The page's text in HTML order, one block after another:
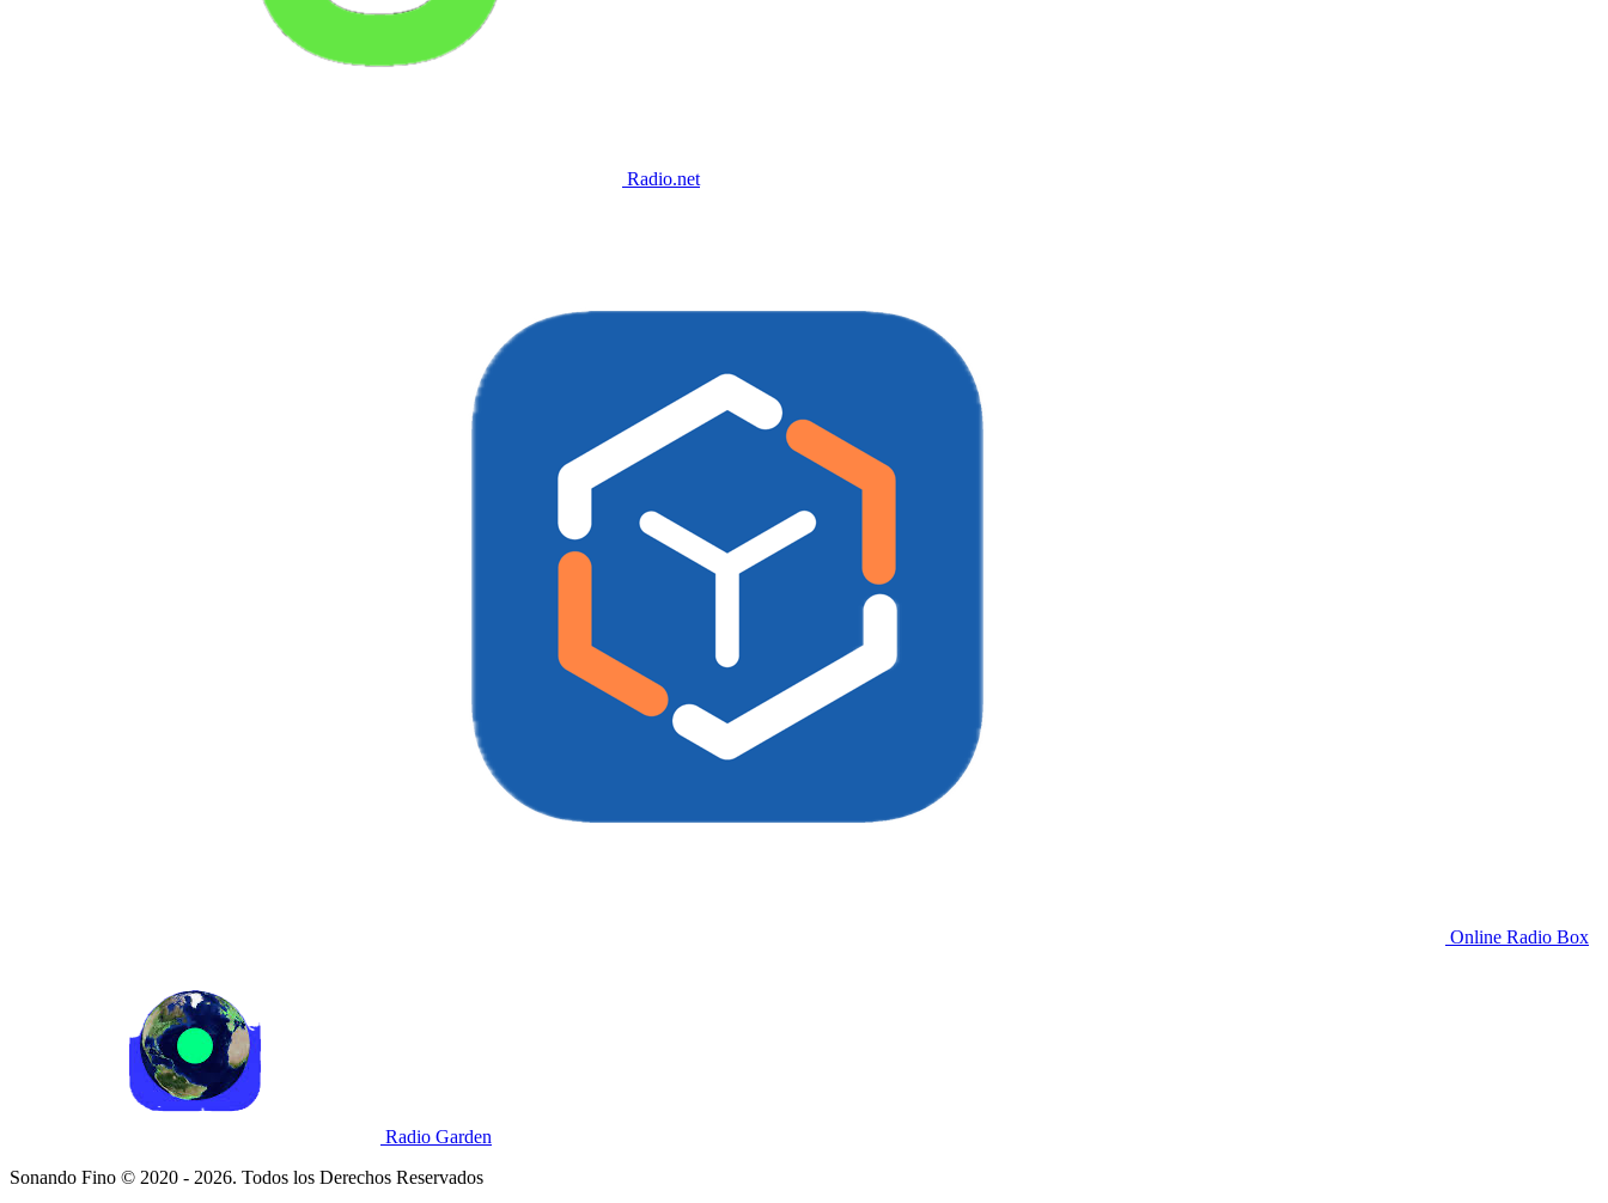
Radio.net
Online Radio Box
Radio Garden
Sonando Fino © 2020 - 2026. Todos los Derechos Reservados